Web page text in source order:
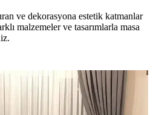
ve dekorasyona estetik katmanlar
malzemeler ve tasarımlarla masa